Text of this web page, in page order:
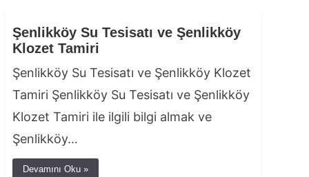
Şenlikköy Su Tesisatı ve Şenlikköy
Klozet Tamiri
Şenlikköy Su Tesisatı ve Şenlikköy Klozet
Tamiri Şenlikköy Su Tesisatı ve Şenlikköy
Klozet Tamiri ile ilgili bilgi almak ve
Şenlikköy…
Devamını Oku »